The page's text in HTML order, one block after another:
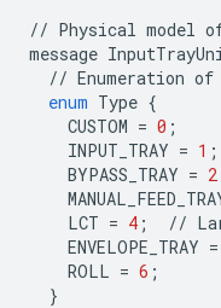
// Physical model
message
// Enumeration of
enum Type {
CUSTOM = 0 ;
INPUT_TRAY = 1 ;
BYPASS_TRAY = 2
LCT = 4 ; //
ENVELOPE_TRAY =
ROLL = 6 ;
}